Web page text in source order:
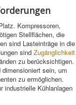
Kompressoren,
Stellflächen, die
sind Lasteinträge in die
sind Zugänglichkeit
zu berücksichtigen.
sein, um
zu ermöglichen.
industrielle Kühlanlagen